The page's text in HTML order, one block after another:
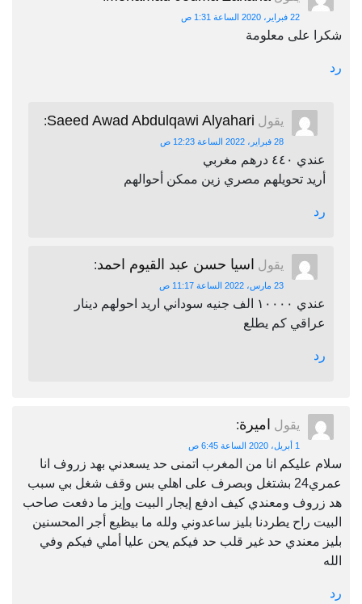
22 فبراير، 2020 الساعة 1:31 ص
شكرا على معلومة
رد
يقول Saeed Awad Abdulqawi Alyahari
:
28 فبراير، 2022 الساعة 12:23 ص
عندي ٤٤٠ درهم مغربي
أريد تحويلهم مصري زين ممكن أحوالهم
رد
يقول اسيا حسن عبد القيوم احمد:
23 مارس، 2022 الساعة 11:17 ص
عندي ١٠٠٠٠ الف جنيه سوداني اريد احولهم دينار
عراقي كم يطلع
رد
يقول اميرة:
1 أبريل، 2020 الساعة 6:45 ص
سلام عليكم انا من المغرب اتمنى حد يسعدني بهد زروف انا
عمري24 بشتغل وبصرف على اهلي بس وقف شغل بي سبب
هد زروف ومعندي كيف ادفع إيجار البيت وإيز ما دفعت صاحب
البيت راح يطردنا بليز ساعدوني ولله ما بيظيع أجر المحسنين
بليز معندي حد غير قلب حد فيكم يحن عليا أملي فيكم وفي
الله
رد